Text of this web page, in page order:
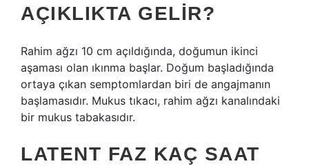
AÇIKLIKTA GELIR?
Rahim ağzı 10 cm açıldığında, doğumun ikinci
aşaması olan ıkınma başlar. Doğum başladığında
ortaya çıkan semptomlardan biri de angajmanın
başlamasıdır. Mukus tıkacı, rahim ağzı kanalındaki
bir mukus tabakasıdır.
LATENT FAZ KAÇ SAAT